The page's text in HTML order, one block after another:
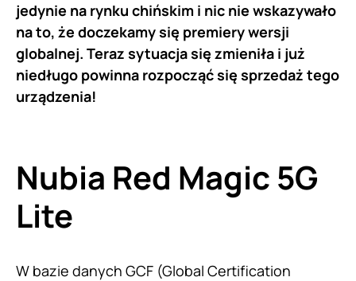
jedynie na rynku chińskim i nic nie wskazywało
na to, że doczekamy się premiery wersji
globalnej. Teraz sytuacja się zmieniła i już
niedługo powinna rozpocząć się sprzedaż tego
urządzenia!
Nubia Red Magic 5G
Lite
W bazie danych GCF (Global Certification